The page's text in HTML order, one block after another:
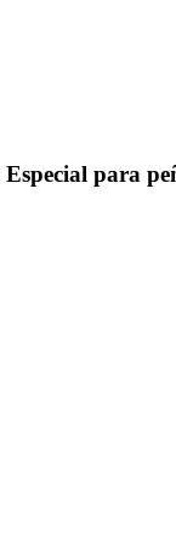
Especial para